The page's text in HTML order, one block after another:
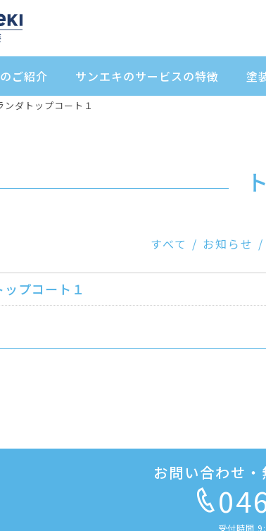
ご紹介 サンエキのサービスの特徴 塗
ンダトップコート１
すべて お知らせ
プコート１
お問い合わせ
受付時間